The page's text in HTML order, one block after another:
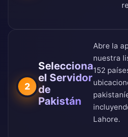
2
Selecciona
el Servidor
de
Pakistán
Abre la
nuestra
152
Lahore.